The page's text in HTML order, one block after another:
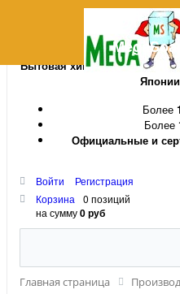
Бытовая химия и косметика
Более
Более
Официальные и
Войти
Регистрация
Корзина
0 позиций
на сумму0 руб
Главная страница